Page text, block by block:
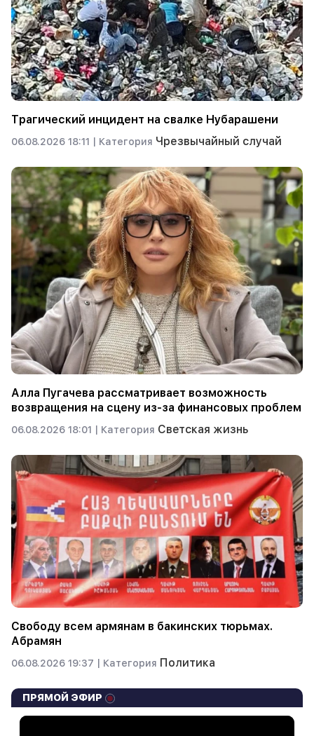
Трагический инцидент на свалке Нубарашени
06.08.2026 18:11 | Категория Чрезвычайный случай
Алла Пугачева рассматривает возможность
возвращения на сцену из-за финансовых проблем
06.08.2026 18:01 | Категория Светская жизнь
Свободу всем армянам в бакинских тюрьмах.
Абрамян
06.08.2026 19:37 | Категория Политика
ПРЯМОЙ ЭФИР